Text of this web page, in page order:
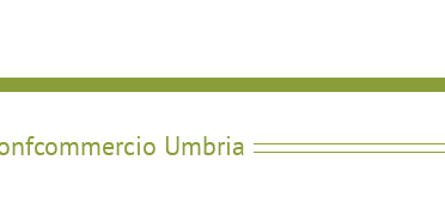
Umbria